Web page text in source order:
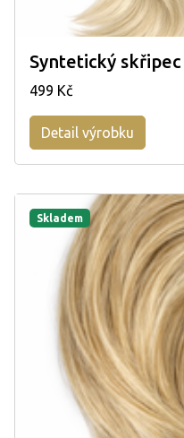
Syntetický skřipec
499 Kč
Detail výrobku
Skladem